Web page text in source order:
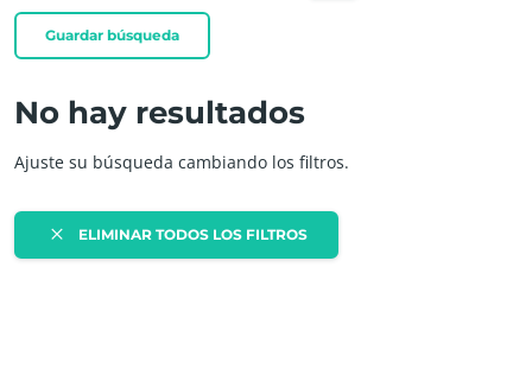
Guardar búsqueda
No hay resultados
Ajuste su búsqueda cambiando los filtros.
ELIMINAR TODOS LOS FILTROS